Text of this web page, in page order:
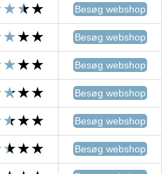
Besøg webshop
Besøg webshop
Besøg webshop
Besøg webshop
Besøg webshop
Besøg webshop